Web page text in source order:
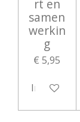
rt en
samen
werkin
g
€ 5,95
In